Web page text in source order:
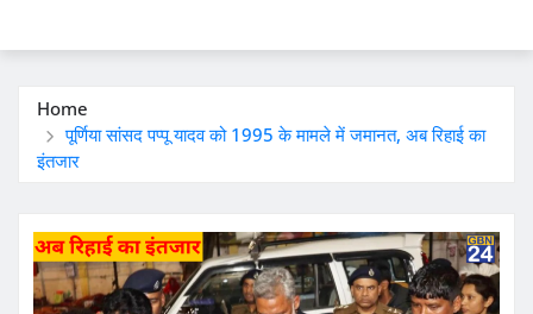
Home
पूर्णिया सांसद पप्पू यादव को 1995 के मामले में जमानत, अब रिहाई का
इंतजार